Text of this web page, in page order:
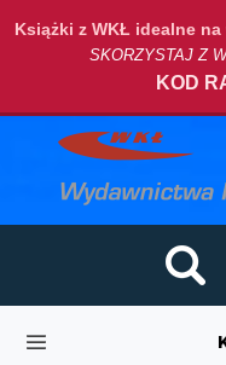
Książki z WKŁ idealne
SKORZYSTAJ Z
KOD